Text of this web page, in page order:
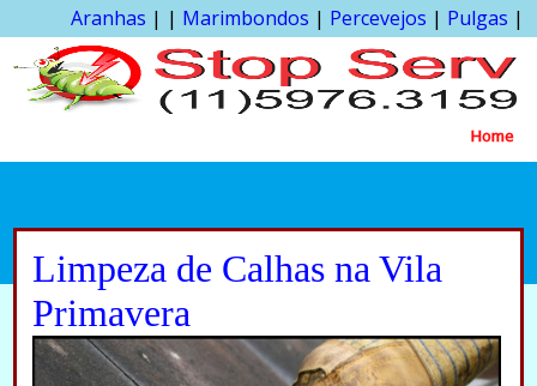
Aranhas | | Marimbondos | Percevejos | Pulgas |
Home
Limpeza de Calhas na Vila
Primavera